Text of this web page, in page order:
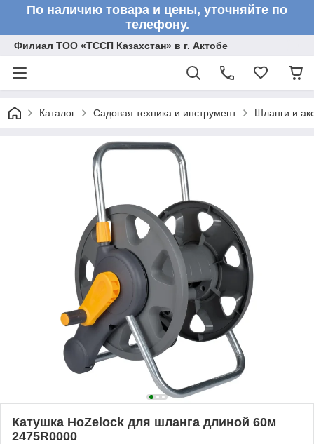
По наличию товара и цены, уточняйте по
телефону.
Филиал ТОО «ТССП Казахстан» в г. Актобе
Каталог Садовая техника и инструмент Шланги и
Катушка HoZelock для шланга длиной 60м
2475R0000